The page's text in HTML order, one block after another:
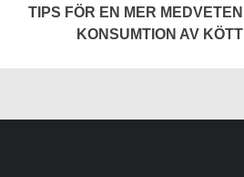
TIPS FÖR EN MER MEDVETEN
KONSUMTION AV KÖTT